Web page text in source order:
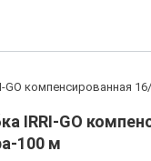
GO компенсированная
IRRI-GO
100 м